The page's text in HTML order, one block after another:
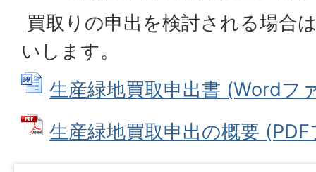
買取りの申出を検討される場合
いします。
生産緑地買取申出書 (Wordフ
生産緑地買取申出の概要